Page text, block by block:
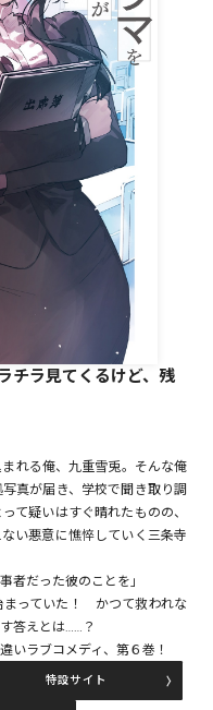
ルス
ルスf
ェ
チラ見てくるけど、残
れる俺、九重雪兎。そんな俺
真が届き、学校で聞き取り調
て疑いはすぐ晴れたものの、
い悪意に憔悴していく三条寺
者だった彼のことを」
まっていた！ かつて救われな
答えとは……？
いラブコメディ、第６巻！
特設サイト